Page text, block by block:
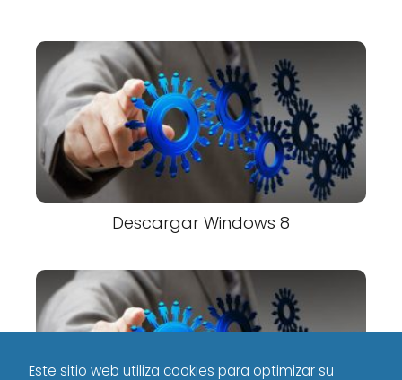
Descargar Windows 8
Este sitio web utiliza cookies para optimizar su